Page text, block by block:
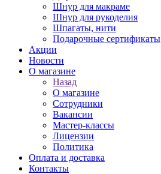
Шнур для макраме
Шнур для рукоделия
Шпагаты, нити
Подарочные сертификаты
Акции
Новости
О магазине
Назад
О магазине
Сотрудники
Вакансии
Мастер-классы
Лицензии
Политика
Оплата и доставка
Контакты